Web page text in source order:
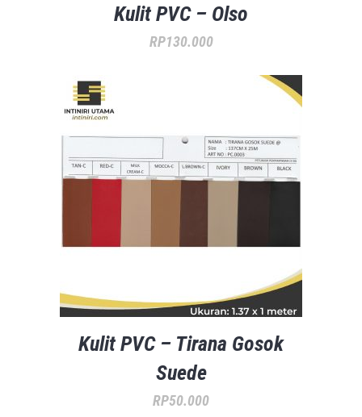
Kulit PVC – Olso
RP130.000
Kulit PVC – Tirana Gosok
Suede
RP50.000